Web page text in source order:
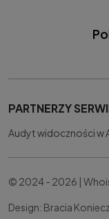
PARTNERZY
Audyt widoczności w
© 2024 - 2026 |
Design: Bracia